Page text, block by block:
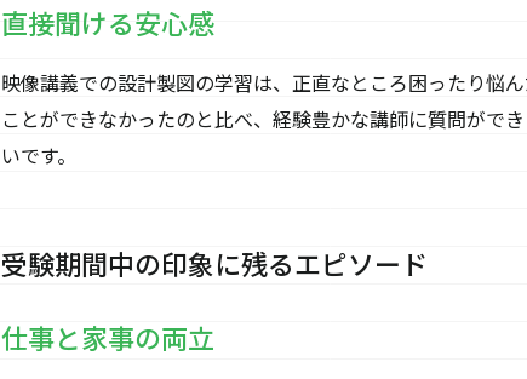
直接聞ける安心感
映像講義での設計製図の学習は、正直なところ困ったり悩
ことができなかったのと比べ、経験豊かな講師に質問がで
いです。
受験期間中の印象に残るエピソード
仕事と家事の両立